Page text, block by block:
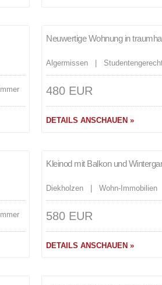
Neuwertige Wohnung in
Algermissen |
480 EUR
DETAILS ANSCHAUEN »
Kleinod mit Balkon und
Diekholzen | Wohn-Immobilien
580 EUR
DETAILS ANSCHAUEN »